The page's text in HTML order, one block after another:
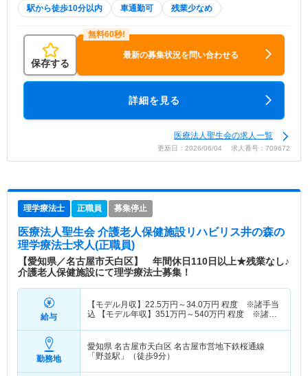
駅から徒歩10分以内 車通勤可 残業少なめ
保存する
最新の募集状況を問い合わせる
詳細を見る
医療法人聖生会の求人一覧
更新日：2026/06/04 求人番号：709672
理学療法士 正職員 募集停止
医療法人聖生会 介護老人保健施設リハビリス井の森の
理学療法士求人(正職員)
【愛知県／名古屋市天白区】 年間休日110日以上★残業なし♪
介護老人保健施設にて理学療法士募集！
給与
【モデル月収】 22.5万円～34.0万円 程度 ※諸手当
込 【モデル年収】 351万円～540万円 程度 ※諸手
勤務地
愛知県 名古屋市天白区 名古屋市営地下鉄桜通線
「野並駅」（徒歩9分）